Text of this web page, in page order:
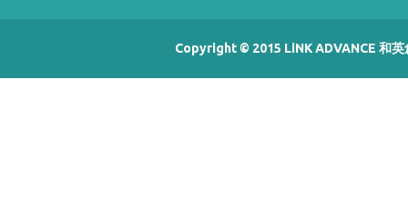
Copyright © 2015 LiNK ADVANCE 和